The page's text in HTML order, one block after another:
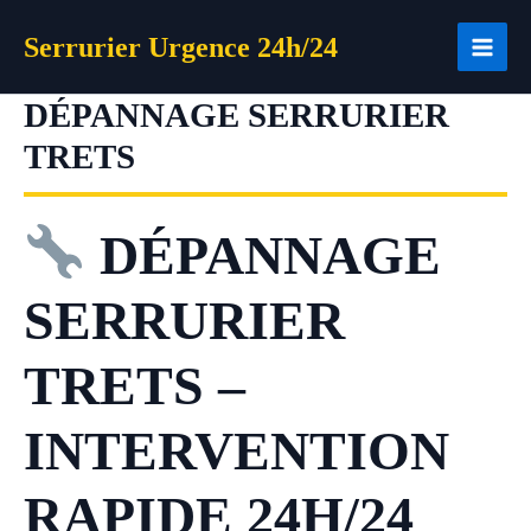
Serrurier Urgence 24h/24
DÉPANNAGE SERRURIER
TRETS
DÉPANNAGE
SERRURIER
TRETS –
INTERVENTION
RAPIDE 24H/24